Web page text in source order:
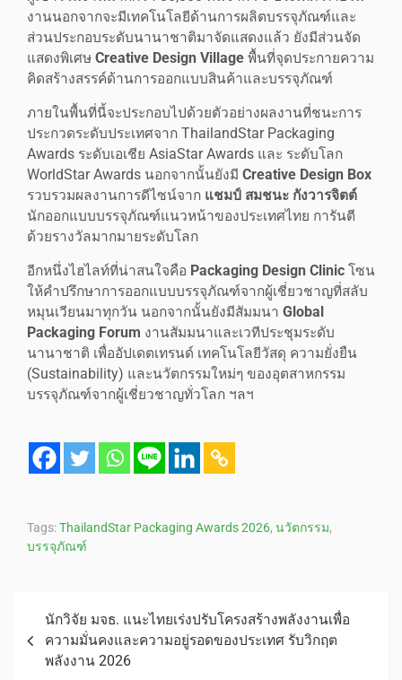
งานนอกจากจะมีเทคโนโลยีด้านการผลิตบรรจุภัณฑ์และ
ส่วนประกอบระดับนานาชาติมาจัดแสดงแล้ว ยังมีส่วนจัด
แสดงพิเศษ Creative Design Village พื้นที่จุดประกายความ
คิดสร้างสรรค์ด้านการออกแบบสินค้าและบรรจุภัณฑ์
ภายในพื้นที่นี้จะประกอบไปด้วยตัวอย่างผลงานที่ชนะการ
ประกวดระดับประเทศจาก ThailandStar Packaging
Awards ระดับเอเชีย AsiaStar Awards และ ระดับโลก
WorldStar Awards นอกจากนั้นยังมี Creative Design Box
รวบรวมผลงานการดีไซน์จาก แชมป์ สมชนะ กังวารจิตต์
นักออกแบบบรรจุภัณฑ์แนวหน้าของประเทศไทย การันตี
ด้วยรางวัลมากมายระดับโลก
อีกหนึ่งไฮไลท์ที่น่าสนใจคือ Packaging Design Clinic โซน
ให้คำปรึกษาการออกแบบบรรจุภัณฑ์จากผู้เชี่ยวชาญที่สลับ
หมุนเวียนมาทุกวัน นอกจากนั้นยังมีสัมมนา Global
Packaging Forum งานสัมมนาและเวทีประชุมระดับ
นานาชาติ เพื่ออัปเดตเทรนด์ เทคโนโลยีวัสดุ ความยั่งยืน
(Sustainability) และนวัตกรรมใหม่ๆ ของอุตสาหกรรม
บรรจุภัณฑ์จากผู้เชี่ยวชาญทั่วโลก ฯลฯ
Tags:ThailandStar Packaging Awards 2026, นวัตกรรม,
บรรจุภัณฑ์
นักวิจัย มจธ. แนะไทยเร่งปรับโครงสร้างพลังงานเพื่อ
ความมั่นคงและความอยู่รอดของประเทศ รับวิกฤต
พลังงาน 2026